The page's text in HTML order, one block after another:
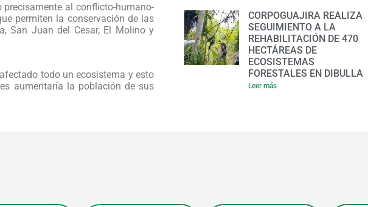
al conflicto-humano-
permiten la conservación de las
San Juan del Cesar, El Molino y
todo un ecosistema y esto
aumentaría la población de sus
CORPOGUAJIRA REALIZA
SEGUIMIENTO A LA
REHABILITACIÓN DE 470
HECTÁREAS DE
ECOSISTEMAS
FORESTALES EN DIBULLA
Leer más